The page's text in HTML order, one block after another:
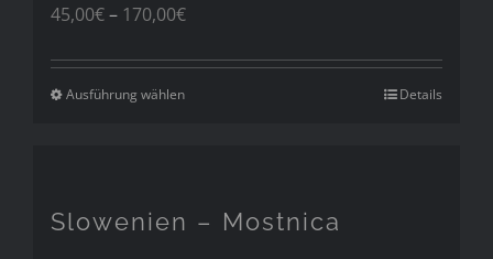
45,00€– 170,00€Preisspanne:
bis
Ausführung wählen Details
Slowenien – Mostnica